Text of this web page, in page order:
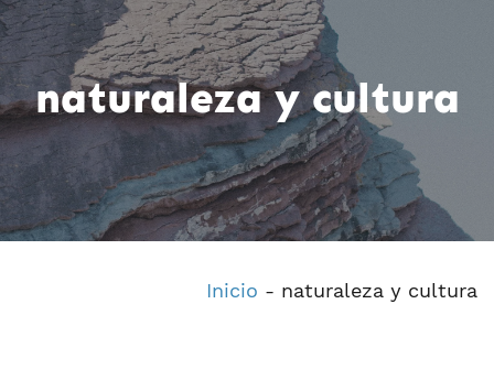
naturaleza y cultura
Inicio - naturaleza y cultura